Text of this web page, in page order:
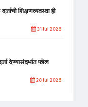
शिक्षणव्यवस्था ही
31 Jul 2026
देण्यासंदर्भात फोल
28 Jul 2026